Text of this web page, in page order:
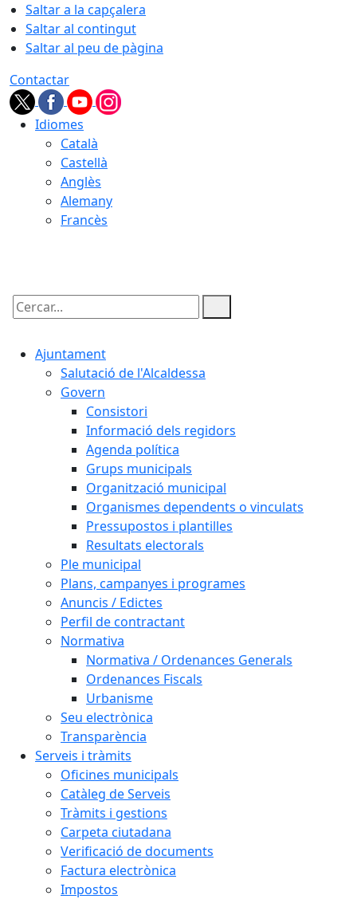
Saltar a la capçalera
Saltar al contingut
Saltar al peu de pàgina
Contactar
Idiomes
Català
Castellà
Anglès
Alemany
Francès
Cercar:
Ajuntament
Salutació de l'Alcaldessa
Govern
Consistori
Informació dels regidors
Agenda política
Grups municipals
Organització municipal
Organismes dependents o vinculats
Pressupostos i plantilles
Resultats electorals
Ple municipal
Plans, campanyes i programes
Anuncis / Edictes
Perfil de contractant
Normativa
Normativa / Ordenances Generals
Ordenances Fiscals
Urbanisme
Seu electrònica
Transparència
Serveis i tràmits
Oficines municipals
Catàleg de Serveis
Tràmits i gestions
Carpeta ciutadana
Verificació de documents
Factura electrònica
Impostos